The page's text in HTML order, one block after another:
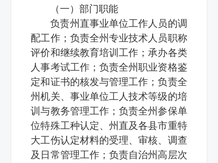
（一）部门职能
负责州直事业单位工作人员的调
配工作；负责全州专业技术人员职称
评价和继续教育培训工作；承办各类
人事考试工作；负责全州职业资格鉴
定和证书的核发与管理工作；负责全
州机关、事业单位工人技术等级的培
训与教务管理工作；负责全州参保单
位特殊工种认定、州直及各县市重特
大工伤认定材料的受理、审核、调查
及日常管理工作；负责自治州高层次